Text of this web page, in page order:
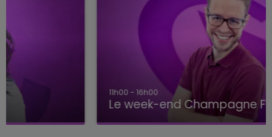
11h00 - 16h00
Le week-end Champagne FM